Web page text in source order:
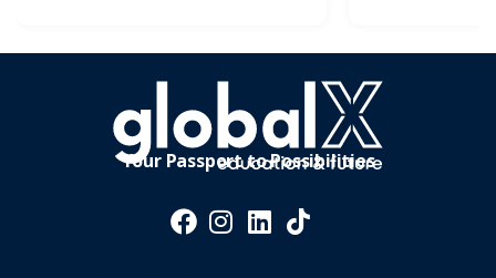
Chứng Chỉ
Ngắn Hạn Để
Gia Tăng Lợi
Thế Cạnh
Tranh
Your Passport to Possibilities